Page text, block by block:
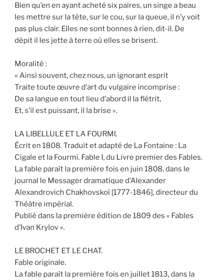
Bien qu’en en ayant acheté six paires, un singe a beau
les mettre sur la tête, sur le cou, sur la queue, il n’y voit
pas plus clair. Elles ne sont bonnes à rien, dit-il. De
dépit il les jette à terre où elles se brisent.
Moralité :
« Ainsi souvent, chez nous, un ignorant esprit
Traite toute œuvre d’art du vulgaire incomprise :
De sa langue en tout lieu d’abord il la flétrit,
Et, s’il est puissant, il la brise ».
LA LIBELLULE ET LA FOURMI.
Écrit en 1808. Traduit et adapté de La Fontaine : La
Cigale et la Fourmi. Fable I, du Livre premier des Fables.
La fable paraît la première fois en juin 1808, dans le
journal le Messager dramatique d’Alexander
Alexandrovich Chakhovskoï [1777-1846], directeur du
Théâtre impérial.
Publié dans la première édition de 1809 des « Fables
d’Ivan Krylov ».
LE BROCHET ET LE CHAT.
Fable originale.
La fable paraît la première fois en juillet 1813, dans la